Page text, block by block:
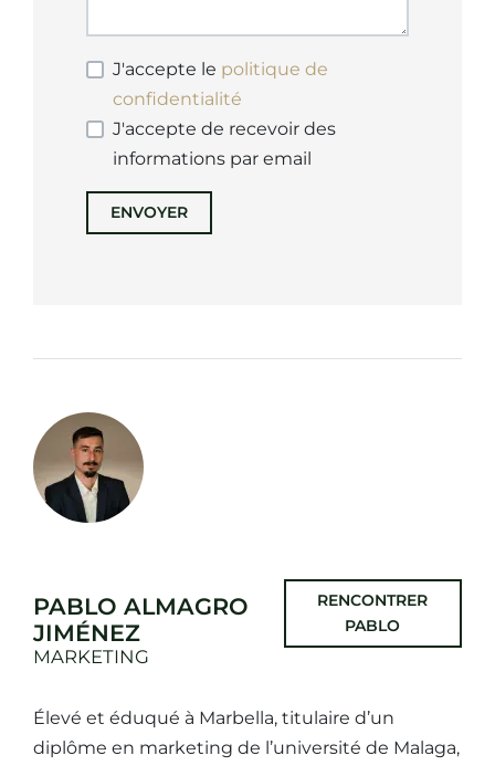
J'accepte le politique de
confidentialité
J'accepte de recevoir des
informations par email
ENVOYER
PABLO ALMAGRO
JIMÉNEZ
MARKETING
RENCONTRER
PABLO
Élevé et éduqué à Marbella, titulaire d’un
diplôme en marketing de l’université de Malaga,